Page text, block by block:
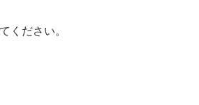
ください。